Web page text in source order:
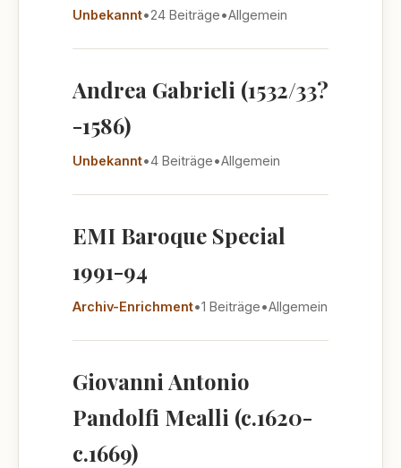
Unbekannt•24 Beiträge•Allgemein
Andrea Gabrieli (1532/33?
-1586)
Unbekannt•4 Beiträge•Allgemein
EMI Baroque Special
1991-94
Archiv-Enrichment•1 Beiträge•Allgemein
Giovanni Antonio
Pandolfi Mealli (c.1620-
c.1669)